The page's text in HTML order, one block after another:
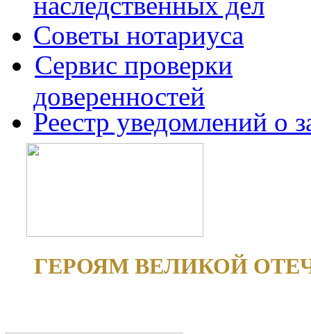
Советы нотариуса
Сервис проверки
доверенностей
Реестр уведомлений о
ГЕРОЯМ ВЕЛИКОЙ